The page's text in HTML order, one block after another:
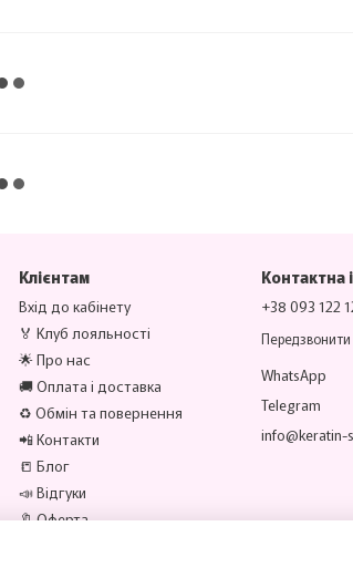
Клієнтам
Вхід до кабінету
🏅 Клуб лояльності
🌟 Про нас
🚚 Оплата і доставка
♻️ Обмін та повернення
📲 Контакти
📒 Блог
📣 Відгуки
🔖 Оферта
Контактна
+38 093 122
WhatsApp
Telegram
info@keratin-